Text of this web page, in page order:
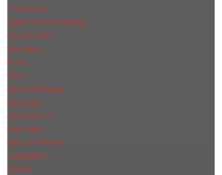
Louis Vuitton
Maison Francis Kurkdjian
Mercedes-Benz
Mont Blanc
M.А.C.
Mexx
Narciso Rodriguez
Nasomatto
Paco Rabanne
Paris Hilton
Parfums de Marly
Penhaligon​'s
RicHarD